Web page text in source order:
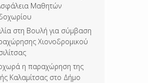
Μαθητών
στη Βουλή για σύμβαση
Χιονοδρομικού
η παραχώρηση της
Καλαμίτσας στο Δήμο